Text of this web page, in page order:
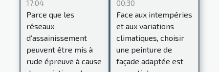
cette
entreprise
intervient
24/7 !
17:04
Parce que les
réseaux
d’assainissement
peuvent être mis à
rude épreuve à cause
peinture pour
façades
résistantes au
climat ?
00:30
Face aux intempéries
et aux variations
climatiques, choisir
une peinture de
façade adaptée est